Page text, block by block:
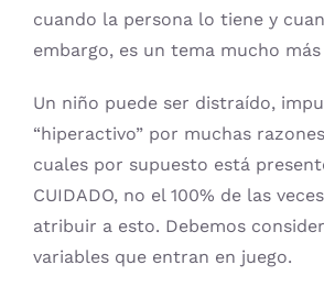
cuando la persona lo tiene y
embargo, es un tema mucho
Un niño puede ser distraído,
“hiperactivo” por muchas
cuales por supuesto está
CUIDADO, no el 100% de las
atribuir a esto. Debemos
variables que entran en juego.